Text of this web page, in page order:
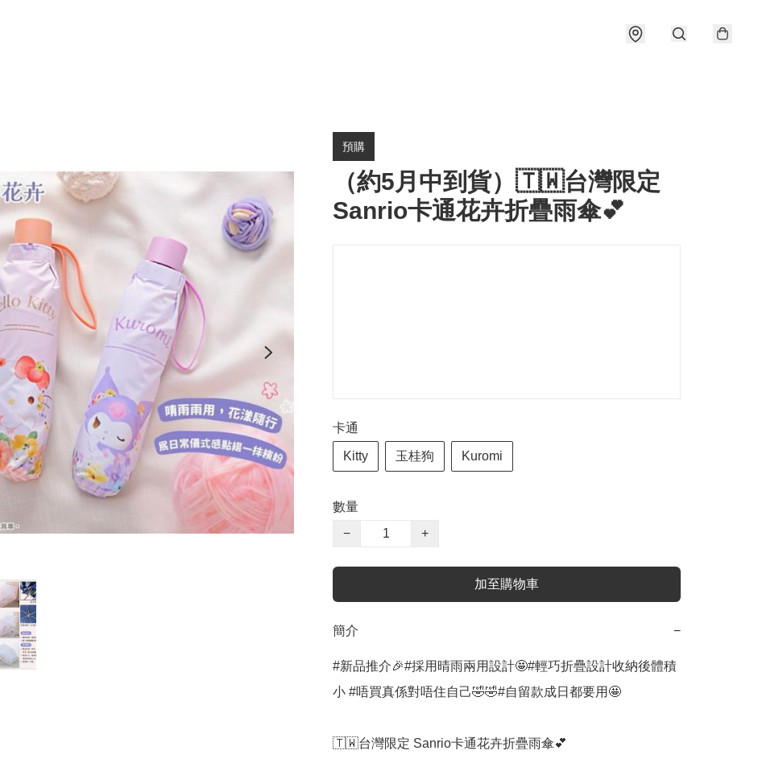
預購
（約5月中到貨）🇹🇼台灣限定
Sanrio卡通花卉折疊雨傘💕
卡通
Kitty 玉桂狗 Kuromi
數量
−
+
加至購物車
簡介 −
#新品推介🎉#採用晴雨兩用設計🤩#輕巧折疊設計收納後體積
小 #唔買真係對唔住自己🤣🤣#自留款成日都要用🤩
🇹🇼台灣限定 Sanrio卡通花卉折疊雨傘💕